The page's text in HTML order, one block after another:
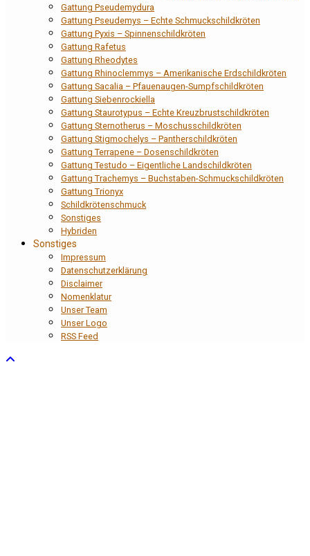
Gattung Pseudemydura
Gattung Pseudemys – Echte Schmuckschildkröten
Gattung Pyxis – Spinnenschildkröten
Gattung Rafetus
Gattung Rheodytes
Gattung Rhinoclemmys – Amerikanische Erdschildkröten
Gattung Sacalia – Pfauenaugen-Sumpfschildkröten
Gattung Siebenrockiella
Gattung Staurotypus – Echte Kreuzbrustschildkröten
Gattung Sternotherus – Moschusschildkröten
Gattung Stigmochelys – Pantherschildkröten
Gattung Terrapene – Dosenschildkröten
Gattung Testudo – Eigentliche Landschildkröten
Gattung Trachemys – Buchstaben-Schmuckschildkröten
Gattung Trionyx
Schildkrötenschmuck
Sonstiges
Hybriden
Sonstiges
Impressum
Datenschutzerklärung
Disclaimer
Nomenklatur
Unser Team
Unser Logo
RSS Feed